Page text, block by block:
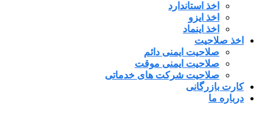
اخذ استاندارد
اخذ ایزو
اخذ اینماد
اخذ صلاحیت
صلاحیت ایمنی دائم
صلاحیت ایمنی موقت
صلاحیت شرکت های خدماتی
کارت بازرگانی
درباره ما